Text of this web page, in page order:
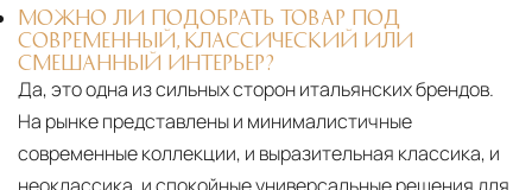
МОЖНО ЛИ ПОДОБРАТЬ ТОВАР ПОД
СОВРЕМЕННЫЙ, КЛАССИЧЕСКИЙ ИЛИ
СМЕШАННЫЙ ИНТЕРЬЕР?
Да, это одна из сильных сторон итальянских брендов.
На рынке представлены и минималистичные
современные коллекции, и выразительная классика, и